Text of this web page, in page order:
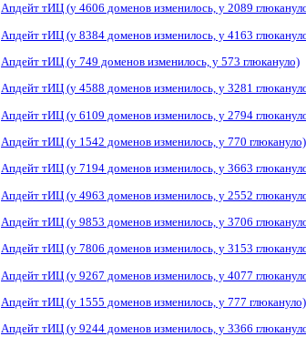
Апдейт тИЦ (у 4606 доменов изменилось, у 2089
Апдейт тИЦ (у 8384 доменов изменилось, у 4163
Апдейт тИЦ (у 749 доменов изменилось, у 573 глюкануло)
Апдейт тИЦ (у 4588 доменов изменилось, у 3281
Апдейт тИЦ (у 6109 доменов изменилось, у 2794
Апдейт тИЦ (у 1542 доменов изменилось, у 770 глюкануло)
Апдейт тИЦ (у 7194 доменов изменилось, у 3663
Апдейт тИЦ (у 4963 доменов изменилось, у 2552
Апдейт тИЦ (у 9853 доменов изменилось, у 3706
Апдейт тИЦ (у 7806 доменов изменилось, у 3153
Апдейт тИЦ (у 9267 доменов изменилось, у 4077
Апдейт тИЦ (у 1555 доменов изменилось, у 777 глюкануло)
Апдейт тИЦ (у 9244 доменов изменилось, у 3366